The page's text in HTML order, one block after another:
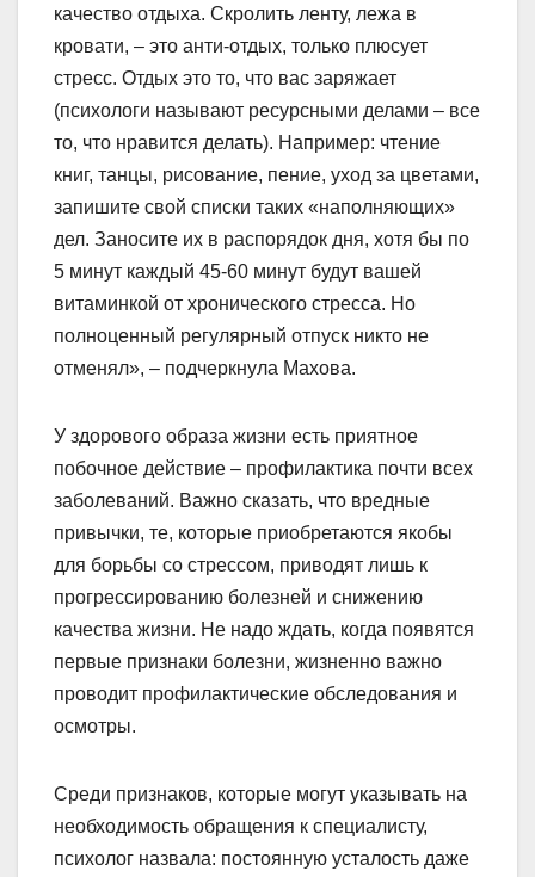
качество отдыха. Скролить ленту, лежа в
кровати, – это анти-отдых, только плюсует
стресс. Отдых это то, что вас заряжает
(психологи называют ресурсными делами – все
то, что нравится делать). Например: чтение
книг, танцы, рисование, пение, уход за цветами,
запишите свой списки таких «наполняющих»
дел. Заносите их в распорядок дня, хотя бы по
5 минут каждый 45-60 минут будут вашей
витаминкой от хронического стресса. Но
полноценный регулярный отпуск никто не
отменял», – подчеркнула Махова.
У здорового образа жизни есть приятное
побочное действие – профилактика почти всех
заболеваний. Важно сказать, что вредные
привычки, те, которые приобретаются якобы
для борьбы со стрессом, приводят лишь к
прогрессированию болезней и снижению
качества жизни. Не надо ждать, когда появятся
первые признаки болезни, жизненно важно
проводит профилактические обследования и
осмотры.
Среди признаков, которые могут указывать на
необходимость обращения к специалисту,
психолог назвала: постоянную усталость даже